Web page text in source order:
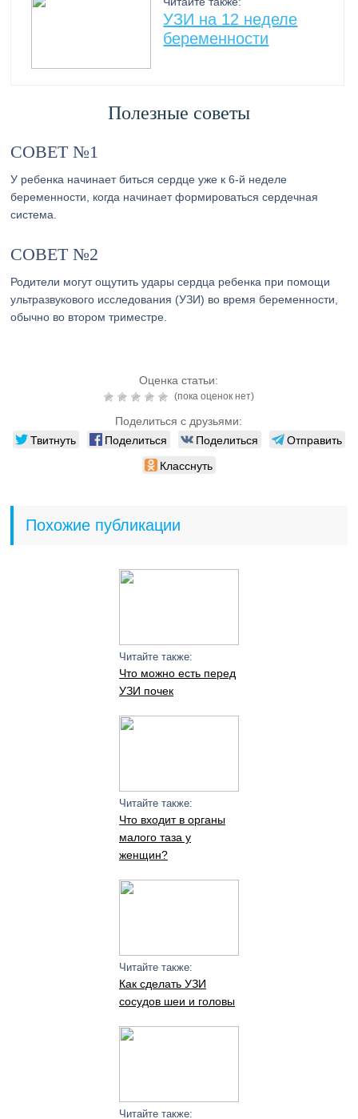
УЗИ на 12 неделе
беременности
Полезные советы
СОВЕТ №1
У ребенка начинает биться сердце уже к 6-й неделе
беременности, когда начинает формироваться сердечная
система.
СОВЕТ №2
Родители могут ощутить удары сердца ребенка при помощи
ультразвукового исследования (УЗИ) во время беременности,
обычно во втором триместре.
Оценка статьи:
(пока оценок нет)
Поделиться с друзьями:
Твитнуть Поделиться Поделиться
Отправить
Класснуть
Похожие публикации
Читайте также:
Что можно есть перед
УЗИ почек
Читайте также:
Что входит в органы
малого таза у
женщин?
Читайте также:
Как сделать УЗИ
сосудов шеи и головы
Читайте также: